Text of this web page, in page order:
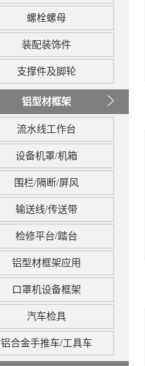
螺栓螺母
装配装饰件
支撑件及脚轮
铝型材框架
流水线工作台
设备机罩/机箱
围栏/隔断/屏风
输送线/传送带
检修平台/踏台
铝型材框架应用
口罩机设备框架
汽车检具
铝合金手推车/工具车